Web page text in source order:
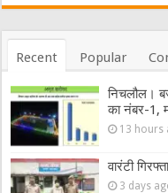
Recent Popular
निचलौल।
का नंबर-1,
13 hours
वारंटी
3 days